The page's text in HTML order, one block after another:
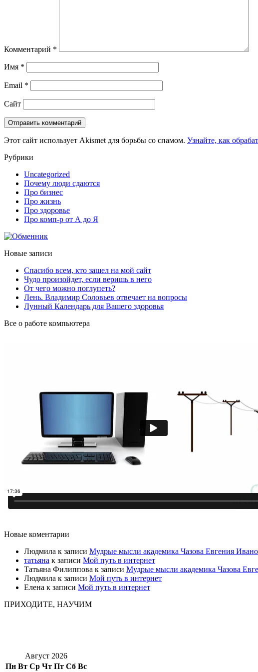
Комментарий *
Имя *
Email *
Сайт
Этот сайт использует Akismet для борьбы со спамом. Узнайте, как
Рубрики
Uncategorized
Почему люди сдаются
Про бизнес
Про жизнь
Про здоровье
Про комп-р от А до Я
Новые записи
Спасибо всем, кто зашел на мой сайт
Чудо произойдет, если веришь в него
От чего можно поглупеть?
Лень. Владимир Соловьев отвечает на вопросы
Лунный Календарь для Вашего здоровья
Все о работе компьютера
Новые коментарии
Людмила к записи Мудрые мысли академика Чазова Евгения
татьяна к записи Мой путь в интернет
Татьяна Филиппова к записи Мудрые мысли академика Чазова
Людмила к записи Мой путь в интернет
Елена к записи Мой путь в интернет
ПРИХОДИТЕ, НАУЧИМ
Август 2026
Пн Вт Ср Чт Пт Сб Вс